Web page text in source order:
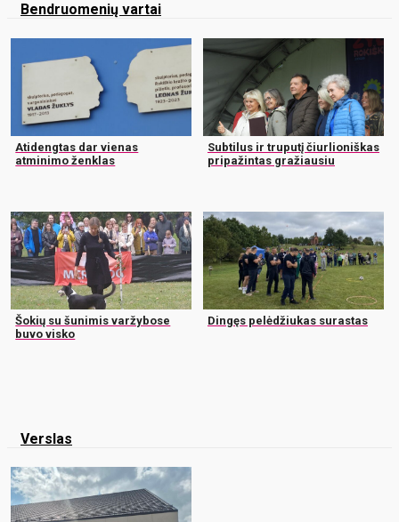
Bendruomenių vartai
Atidengtas dar vienas
atminimo ženklas
Subtilus ir truputį čiurlioniškas
pripažintas gražiausiu
Šokių su šunimis varžybose
buvo visko
Dingęs pelėdžiukas surastas
Verslas